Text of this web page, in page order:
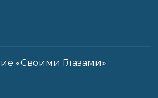
«Своими Глазами»